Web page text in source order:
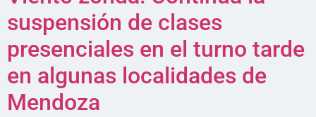
suspensión de clases
presenciales en el turno tarde
en algunas localidades de
Mendoza